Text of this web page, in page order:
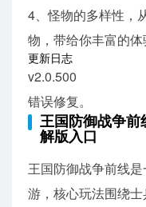
4、怪物的多样性，
物，带给你丰富的体
更新日志
v2.0.500
错误修复。
王国防御战争
解版入口
王国防御战争前线
游，核心玩法围绕